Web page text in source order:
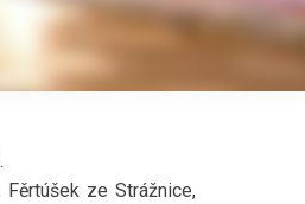
ze Strážnice,